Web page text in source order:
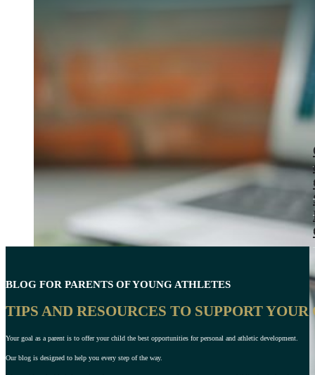
BLOG FOR PARENTS OF YOUNG ATHLETES
TIPS AND RESOURCES TO SUPPORT
Your goal as a parent is to offer your child the best opportunities for personal and athletic development.
Our blog is designed to help you every step of the way.